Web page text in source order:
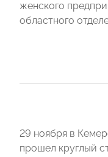
женского
областного
29 ноября в
прошел круглый